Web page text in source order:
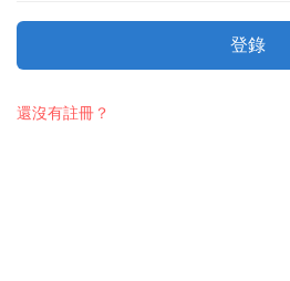
登錄
還沒有註冊？